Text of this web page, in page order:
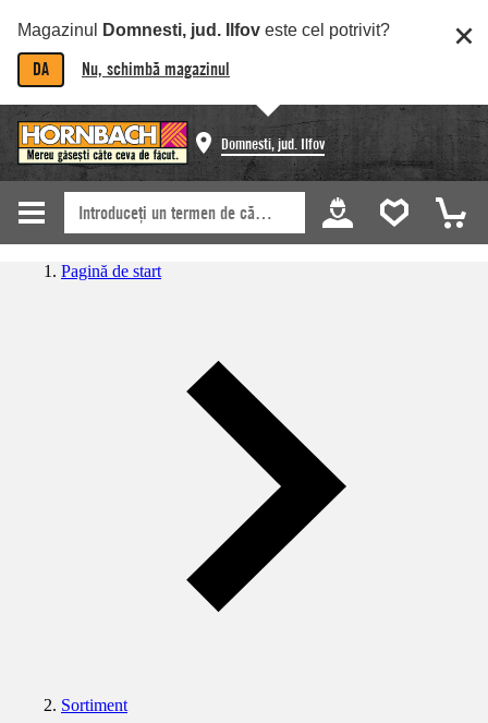
Magazinul Domnesti, jud. Ilfov este cel potrivit?
DA Nu, schimbă magazinul
Domnesti, jud. Ilfov
Pagină de start
Sortiment